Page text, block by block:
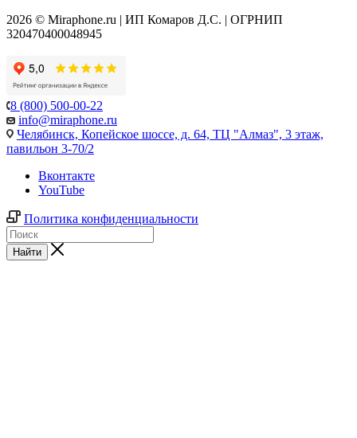
2026 © Miraphone.ru | ИП Комаров Д.С. | ОГРНИП
320470400048945
8 (800) 500-00-22
info@miraphone.ru
Челябинск, Копейское шоссе, д. 64, ТЦ "Алмаз", 3 этаж,
павильон 3-70/2
Вконтакте
YouTube
Политика конфиденциальности
Найти